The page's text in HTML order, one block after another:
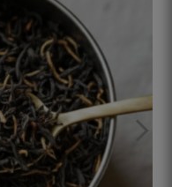
Next